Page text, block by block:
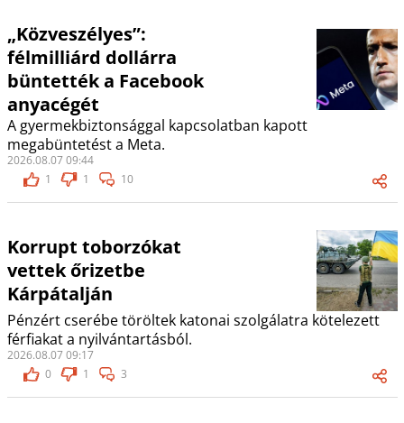
„Közveszélyes”:
félmilliárd dollárra
büntették a Facebook
anyacégét
A gyermekbiztonsággal kapcsolatban kapott
megabüntetést a Meta.
2026.08.07 09:44
1
1 10
Korrupt toborzókat
vettek őrizetbe
Kárpátalján
Pénzért cserébe töröltek katonai szolgálatra kötelezett
férfiakat a nyilvántartásból.
2026.08.07 09:17
0
1 3